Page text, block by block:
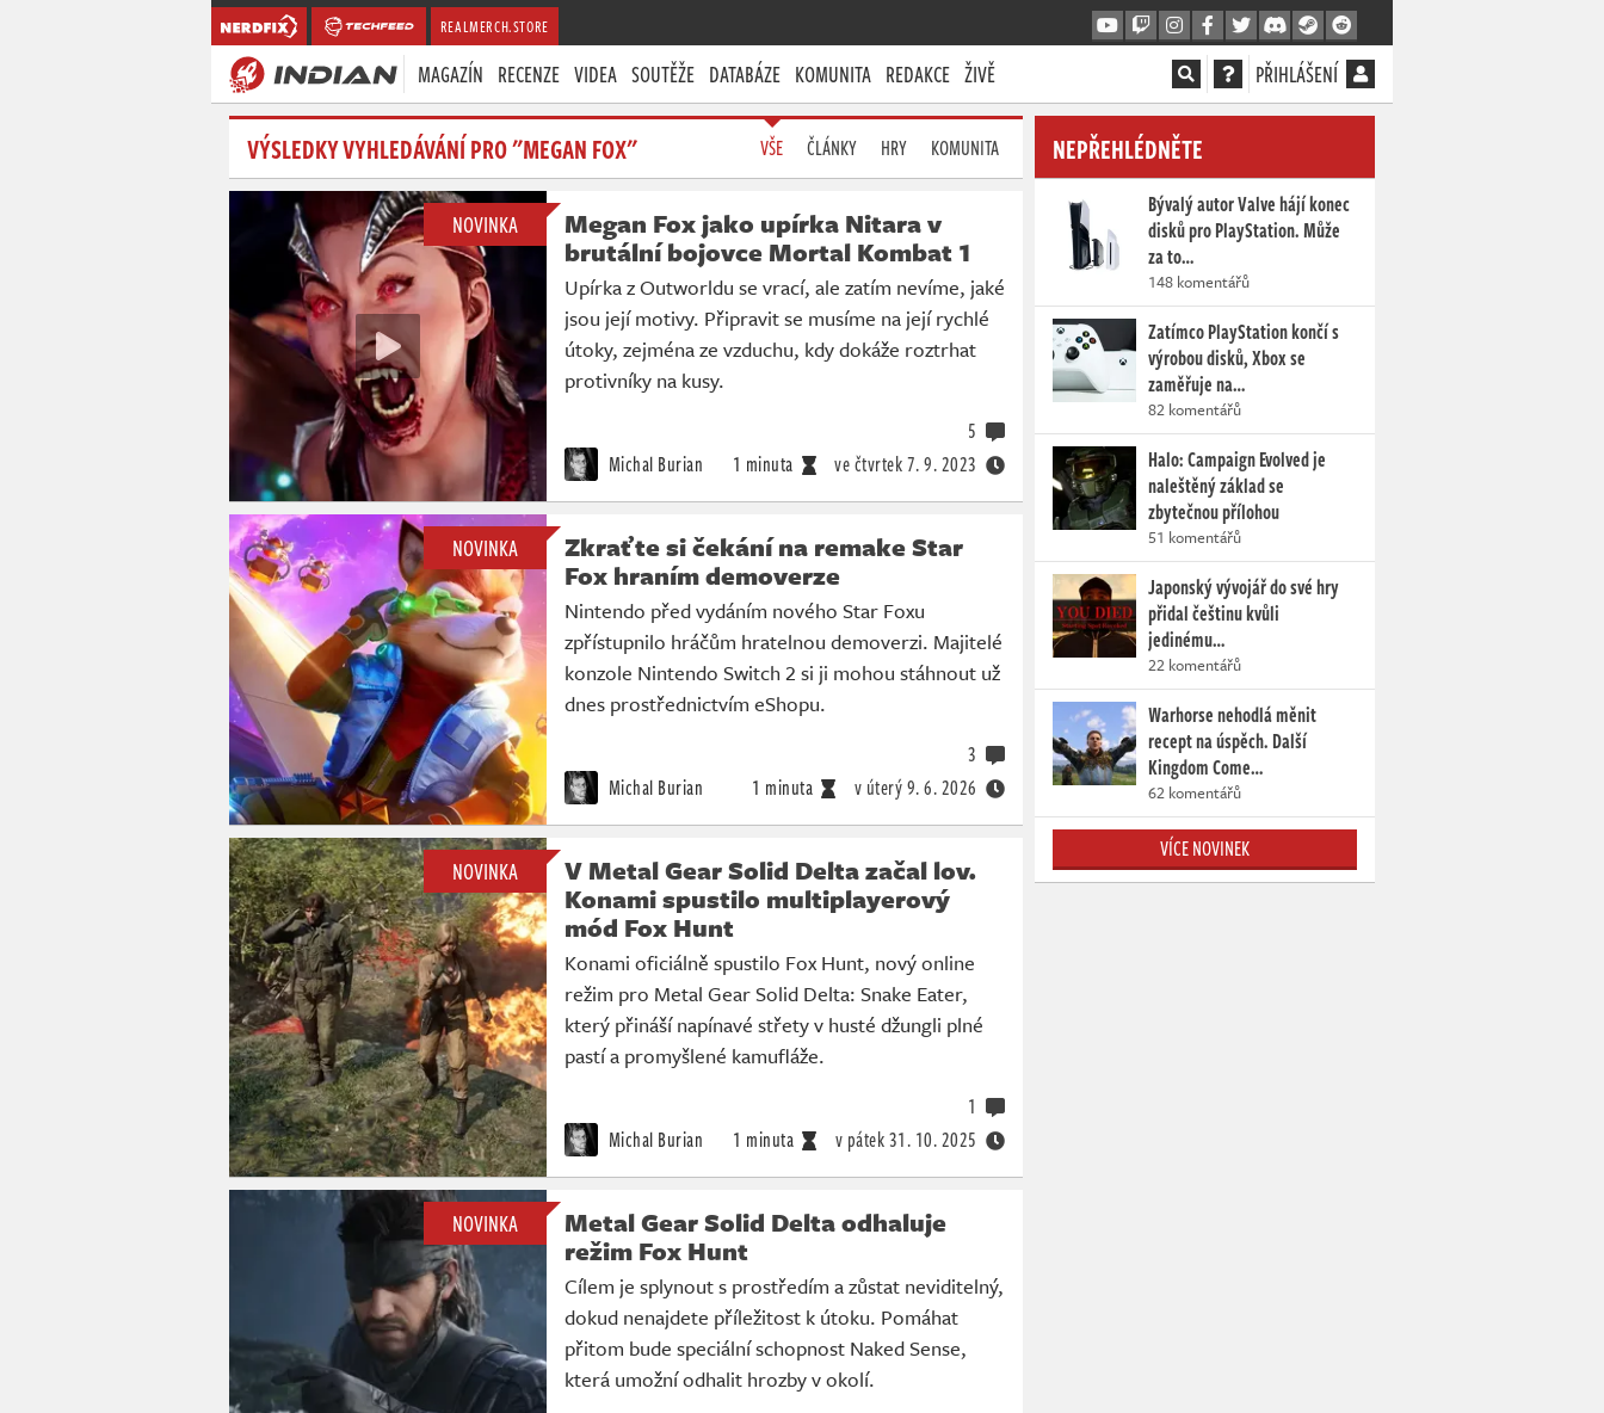
REALMERCH.STORE
MAGAZÍN RECENZE VIDEA SOUTĚŽE DATABÁZE KOMUNITA REDAKCE ŽIVĚ PŘIHLÁŠENÍ
VÝSLEDKY VYHLEDÁVÁNÍ PRO "MEGAN FOX" VŠE ČLÁNKY HRY KOMUNITA
NOVINKA
Megan Fox jako upírka Nitara v
brutální bojovce Mortal Kombat 1
Upírka z Outworldu se vrací, ale zatím nevíme, jaké
jsou její motivy. Připravit se musíme na její rychlé
útoky, zejména ze vzduchu, kdy dokáže roztrhat
protivníky na kusy.
Michal Burian 1 minuta ve čtvrtek7. 9. 2023
5
NOVINKA
Zkraťte si čekání na remake Star
Fox hraním demoverze
Nintendo před vydáním nového Star Foxu
zpřístupnilo hráčům hratelnou demoverzi. Majitelé
konzole Nintendo Switch 2 si ji mohou stáhnout už
dnes prostřednictvím eShopu.
Michal Burian 1 minuta v úterý9. 6. 2026
3
NOVINKA
V Metal Gear Solid Delta začal lov.
Konami spustilo multiplayerový
mód Fox Hunt
Konami oficiálně spustilo Fox Hunt, nový online
režim pro Metal Gear Solid Delta: Snake Eater,
který přináší napínavé střety v husté džungli plné
pastí a promyšlené kamufláže.
Michal Burian 1 minuta v pátek31. 10. 2025
1
NOVINKA
Metal Gear Solid Delta odhaluje
režim Fox Hunt
Cílem je splynout s prostředím a zůstat neviditelný,
dokud nenajdete příležitost k útoku. Pomáhat
přitom bude speciální schopnost Naked Sense,
která umožní odhalit hrozby v okolí.
NEPŘEHLÉDNĚTE
Bývalý autor Valve hájí konec
disků pro PlayStation. Může
za to…
148 komentářů
Zatímco PlayStation končí s
výrobou disků, Xbox se
zaměřuje na…
82 komentářů
Halo: Campaign Evolved je
naleštěný základ se
zbytečnou přílohou
51 komentářů
Japonský vývojář do své hry
přidal češtinu kvůli
jedinému…
22 komentářů
Warhorse nehodlá měnit
recept na úspěch. Další
Kingdom Come…
62 komentářů
VÍCE NOVINEK